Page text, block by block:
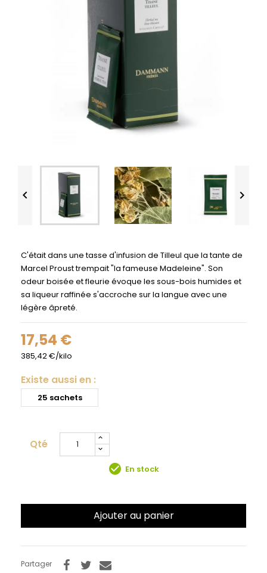
 
C'était dans une tasse d'infusion de Tilleul que la tante de
Marcel Proust trempait "la fameuse Madeleine". Son
odeur boisée et fleurie évoque les sous-bois humides et
sa liqueur raffinée s'accroche sur la langue avec une
légère âpreté.
17,54 €
385,42 €/kilo
Existe aussi en :
25 sachets
Qté
check_circle En stock
Ajouter au panier
Partager